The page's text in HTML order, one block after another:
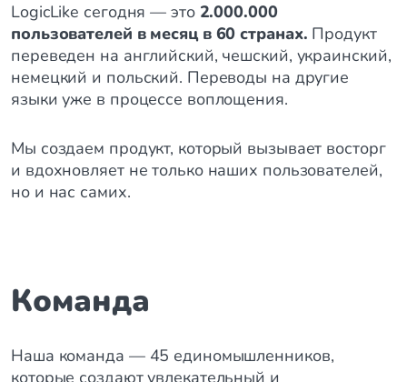
LogicLike сегодня — это 2.000.000
пользователей в месяц в 60 странах. Продукт
переведен на английский, чешский, украинский,
немецкий и польский. Переводы на другие
языки уже в процессе воплощения.
Мы создаем продукт, который вызывает восторг
и вдохновляет не только наших пользователей,
но и нас самих.
Команда
Наша команда — 45 единомышленников,
которые создают увлекательный и